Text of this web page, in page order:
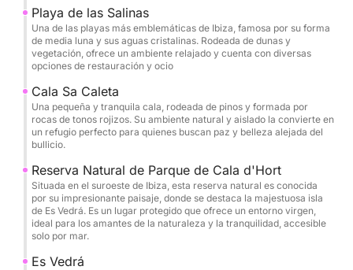
Salinas, una de las más conocidas y hermosas de
Ibiza. Rodeada por dunas y vegetación, sus aguas
turquesas invitan al baño y el relax. Este es el lugar
ideal para comenzar el día, disfrutar del sol y la
naturaleza, y tomar un refrescante baño en sus
aguas cristalinas.
Segunda parada: Cala Sa Caleta
encantadora cala rodeada de acantilados. Este
rincón de la isla es perfecto para relajarse en sus
tranquilas aguas y disfrutar del entorno natural. El
paisaje es impresionante y es un lugar ideal para
nadar y descansar.
Playa de las Salinas
Una de las playas más emblemáticas de Ibiza, famosa por su forma
de media luna y sus aguas cristalinas. Rodeada de dunas y
vegetación, ofrece un ambiente relajado y cuenta con diversas
opciones de restauración y ocio
Cala Sa Caleta
Una pequeña y tranquila cala, rodeada de pinos y formada por
rocas de tonos rojizos. Su ambiente natural y aislado la convierte en
un refugio perfecto para quienes buscan paz y belleza alejada del
bullicio.
Reserva Natural de Parque de Cala d'Hort
Situada en el suroeste de Ibiza, esta reserva natural es conocida
por su impresionante paisaje, donde se destaca la majestuosa isla
de Es Vedrá. Es un lugar protegido que ofrece un entorno virgen,
ideal para los amantes de la naturaleza y la tranquilidad, accesible
solo por mar.
Es Vedrá